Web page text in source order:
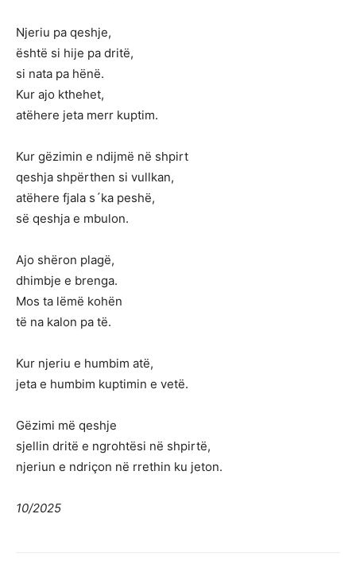
Njeriu pa qeshje,
është si hije pa dritë,
si nata pa hënë.
Kur ajo kthehet,
atëhere jeta merr kuptim.
Kur gëzimin e ndijmë në shpirt
qeshja shpërthen si vullkan,
atëhere fjala s´ka peshë,
së qeshja e mbulon.
Ajo shëron plagë,
dhimbje e brenga.
Mos ta lëmë kohën
të na kalon pa të.
Kur njeriu e humbim atë,
jeta e humbim kuptimin e vetë.
Gëzimi më qeshje
sjellin dritë e ngrohtësi në shpirtë,
njeriun e ndriçon në rrethin ku jeton.
10/2025